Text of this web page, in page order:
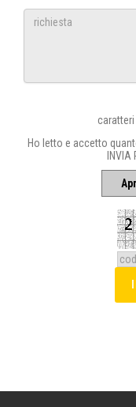
Ho letto e accetto
INVIA